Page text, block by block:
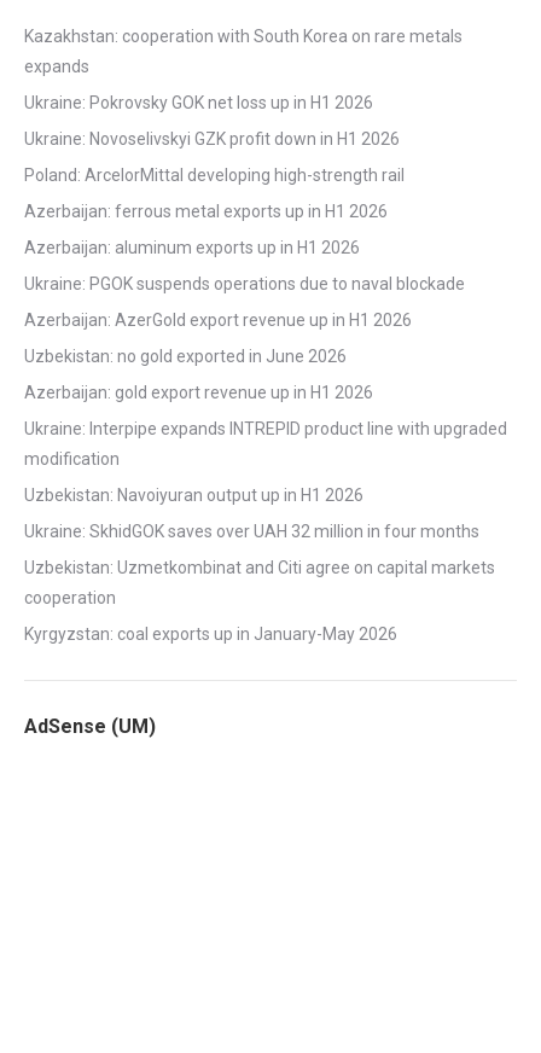
Kazakhstan: cooperation with South Korea on rare metals
expands
Ukraine: Pokrovsky GOK net loss up in H1 2026
Ukraine: Novoselivskyi GZK profit down in H1 2026
Poland: ArcelorMittal developing high-strength rail
Azerbaijan: ferrous metal exports up in H1 2026
Azerbaijan: aluminum exports up in H1 2026
Ukraine: PGOK suspends operations due to naval blockade
Azerbaijan: AzerGold export revenue up in H1 2026
Uzbekistan: no gold exported in June 2026
Azerbaijan: gold export revenue up in H1 2026
Ukraine: Interpipe expands INTREPID product line with upgraded
modification
Uzbekistan: Navoiyuran output up in H1 2026
Ukraine: SkhidGOK saves over UAH 32 million in four months
Uzbekistan: Uzmetkombinat and Citi agree on capital markets
cooperation
Kyrgyzstan: coal exports up in January-May 2026
AdSense (UM)